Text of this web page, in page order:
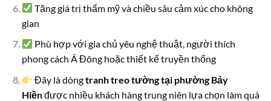
Tăng giá trị thẩm mỹ và chiều sâu cảm xúc cho không
gian
Phù hợp với gia chủ yêu nghệ thuật, người thích
phong cách Á Đông hoặc thiết kế truyền thống
Đây là dòngtranh treo tường tại phường Bảy
Hiềnđược nhiều khách hàng trung niên lựa chọn làm quà